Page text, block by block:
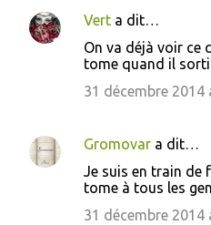
C
e
n
Vert a dit…
On va déjà voir ce
tome quand il
31 décembre 2014
Gromovar a dit…
Je suis en train de
tome à tous les
31 décembre 2014